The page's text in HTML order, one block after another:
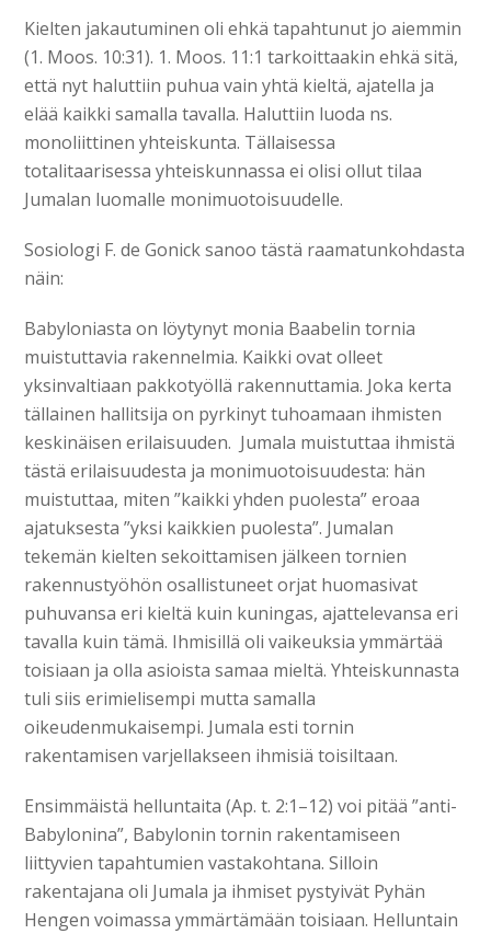
Kielten jakautuminen oli ehkä tapahtunut jo aiemmin
(1. Moos. 10:31). 1. Moos. 11:1 tarkoittaakin ehkä sitä,
että nyt haluttiin puhua vain yhtä kieltä, ajatella ja
elää kaikki samalla tavalla. Haluttiin luoda ns.
monoliittinen yhteiskunta. Tällaisessa
totalitaarisessa yhteiskunnassa ei olisi ollut tilaa
Jumalan luomalle monimuotoisuudelle.
Sosiologi F. de Gonick sanoo tästä raamatunkohdasta
näin:
Babyloniasta on löytynyt monia Baabelin tornia
muistuttavia rakennelmia. Kaikki ovat olleet
yksinvaltiaan pakkotyöllä rakennuttamia. Joka kerta
tällainen hallitsija on pyrkinyt tuhoamaan ihmisten
keskinäisen erilaisuuden. Jumala muistuttaa ihmistä
tästä erilaisuudesta ja monimuotoisuudesta: hän
muistuttaa, miten ”kaikki yhden puolesta” eroaa
ajatuksesta ”yksi kaikkien puolesta”. Jumalan
tekemän kielten sekoittamisen jälkeen tornien
rakennustyöhön osallistuneet orjat huomasivat
puhuvansa eri kieltä kuin kuningas, ajattelevansa eri
tavalla kuin tämä. Ihmisillä oli vaikeuksia ymmärtää
toisiaan ja olla asioista samaa mieltä. Yhteiskunnasta
tuli siis erimielisempi mutta samalla
oikeudenmukaisempi. Jumala esti tornin
rakentamisen varjellakseen ihmisiä toisiltaan.
Ensimmäistä helluntaita (Ap. t. 2:1–12) voi pitää ”anti-
Babylonina”, Babylonin tornin rakentamiseen
liittyvien tapahtumien vastakohtana. Silloin
rakentajana oli Jumala ja ihmiset pystyivät Pyhän
Hengen voimassa ymmärtämään toisiaan. Helluntain